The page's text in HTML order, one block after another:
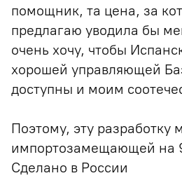
помощник, та цена, за
предлагаю уводила бы
очень хочу, чтобы
хорошей управляющей
доступны и моим
Поэтому, эту разработку
импортозамещающей на
Сделано в России